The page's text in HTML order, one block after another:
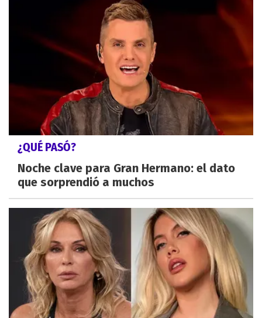
¿QUÉ PASÓ?
Noche clave para Gran Hermano: el dato
que sorprendió a muchos